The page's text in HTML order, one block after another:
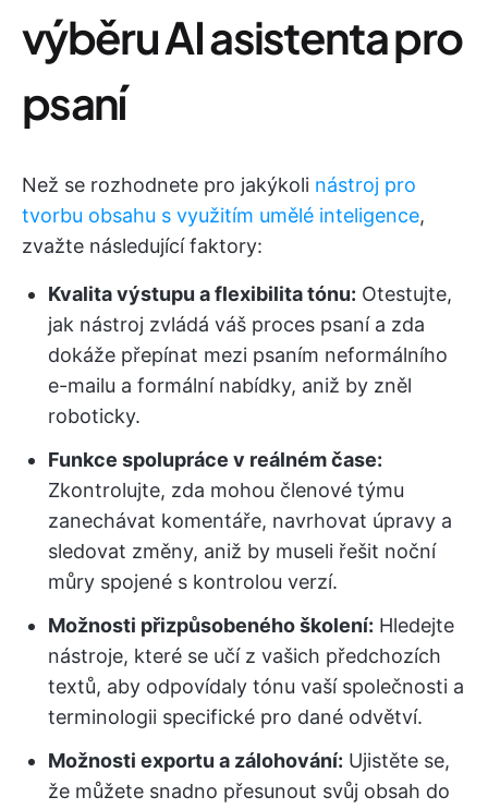
výběru AI asistenta pro
psaní
Než se rozhodnete pro jakýkoli nástroj pro
tvorbu obsahu s využitím umělé inteligence,
zvažte následující faktory:
Kvalita výstupu a flexibilita tónu: Otestujte,
jak nástroj zvládá váš proces psaní a zda
dokáže přepínat mezi psaním neformálního
e-mailu a formální nabídky, aniž by zněl
roboticky.
Funkce spolupráce v reálném čase:
Zkontrolujte, zda mohou členové týmu
zanechávat komentáře, navrhovat úpravy a
sledovat změny, aniž by museli řešit noční
můry spojené s kontrolou verzí.
Možnosti přizpůsobeného školení: Hledejte
nástroje, které se učí z vašich předchozích
textů, aby odpovídaly tónu vaší společnosti a
terminologii specifické pro dané odvětví.
Možnosti exportu a zálohování: Ujistěte se,
že můžete snadno přesunout svůj obsah do